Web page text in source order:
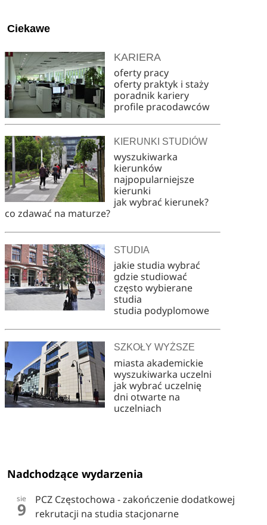
Ciekawe
KARIERA
oferty pracy
oferty praktyk i staży
poradnik kariery
profile pracodawców
KIERUNKI STUDIÓW
wyszukiwarka
kierunków
najpopularniejsze
kierunki
jak wybrać kierunek?
co zdawać na maturze?
STUDIA
jakie studia wybrać
gdzie studiować
często wybierane
studia
studia podyplomowe
SZKOŁY WYŻSZE
miasta akademickie
wyszukiwarka uczelni
jak wybrać uczelnię
dni otwarte na
uczelniach
Nadchodzące wydarzenia
sie
9
PCZ Częstochowa - zakończenie dodatkowej
rekrutacji na studia stacjonarne